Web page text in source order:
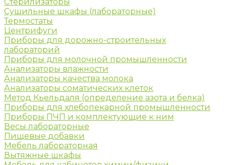
Сушильные шкафы (лабораторные)
Термостаты
Центрифуги
Приборы для дорожно-строительных
лабораторий
Приборы для молочной промышленности
Анализаторы влажности
Анализаторы качества молока
Анализаторы соматических клеток
Метод Кьельдаля (определение азота и белка)
Приборы для хлебопекарной промышленности
Приборы ПЧП и комплектующие к ним
Весы лабораторные
Пищевые добавки
Мебель лабораторная
Вытяжные шкафы